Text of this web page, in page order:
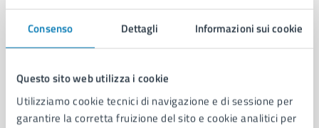
Consenso Dettagli Informazioni sui cookie
Questo sito web utilizza i cookie
Utilizziamo cookie tecnici di navigazione e di sessione per
garantire la corretta fruizione del sito e cookie analitici per
Comune di Napoli
AMMINISTRAZIONE
Aree amministrative
Organi di governo